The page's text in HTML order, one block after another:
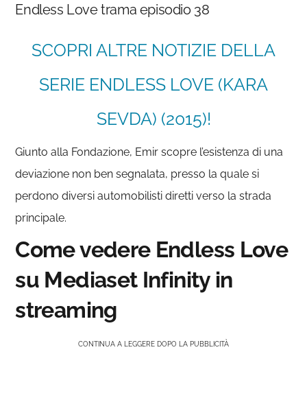
Endless Love trama episodio 38
SCOPRI ALTRE NOTIZIE DELLA
SERIE ENDLESS LOVE (KARA
SEVDA) (2015)!
Giunto alla Fondazione, Emir scopre l’esistenza di una
deviazione non ben segnalata, presso la quale si
perdono diversi automobilisti diretti verso la strada
principale.
Come vedere Endless Love
su Mediaset Infinity in
streaming
CONTINUA A LEGGERE DOPO LA PUBBLICITÀ